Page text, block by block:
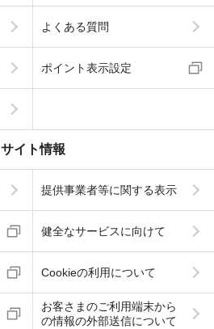
よくある質問
ポイント表示設定
サイト情報
提供事業者等に関する表示
健全なサービスに向けて
Cookieの利用について
お客さまのご利用端末から
の情報の外部送信について